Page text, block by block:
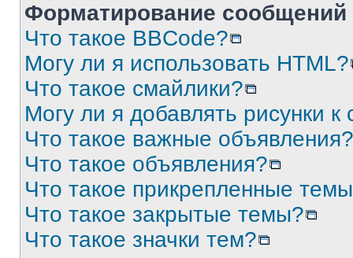
Форматирование
Что такое BBCode?
Могу ли я использовать HTML?
Что такое смайлики?
Могу ли я добавлять рисунки
Что такое важные объявления?
Что такое объявления?
Что такое прикрепленные
Что такое закрытые темы?
Что такое значки тем?